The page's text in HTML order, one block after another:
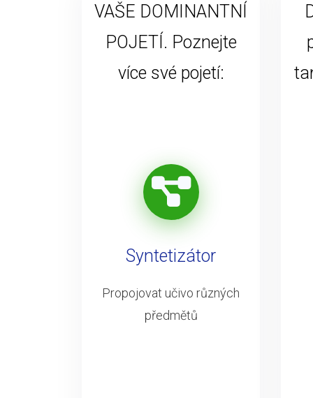
VAŠE DOMINANTNÍ
POJETÍ. Poznejte
více své pojetí:
Syntetizátor
Propojovat učivo různých
předmětů